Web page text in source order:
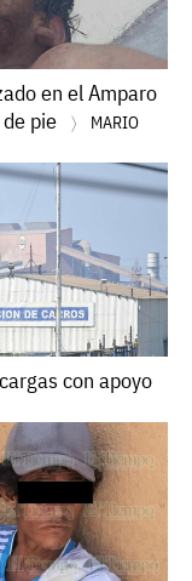
en el Amparo
pie
MARIO
con apoyo